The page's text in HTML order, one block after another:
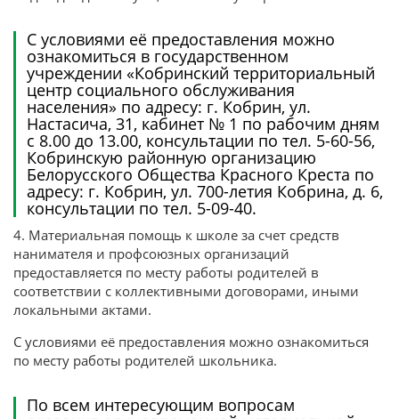
С условиями её предоставления можно
ознакомиться в государственном
учреждении «Кобринский территориальный
центр социального обслуживания
населения» по адресу: г. Кобрин, ул.
Настасича, 31, кабинет № 1 по рабочим дням
с 8.00 до 13.00, консультации по тел. 5-60-56,
Кобринскую районную организацию
Белорусского Общества Красного Креста по
адресу: г. Кобрин, ул. 700-летия Кобрина, д. 6,
консультации по тел. 5-09-40.
4. Материальная помощь к школе за счет средств
нанимателя и профсоюзных организаций
предоставляется по месту работы родителей в
соответствии с коллективными договорами, иными
локальными актами.
С условиями её предоставления можно ознакомиться
по месту работы родителей школьника.
По всем интересующим вопросам